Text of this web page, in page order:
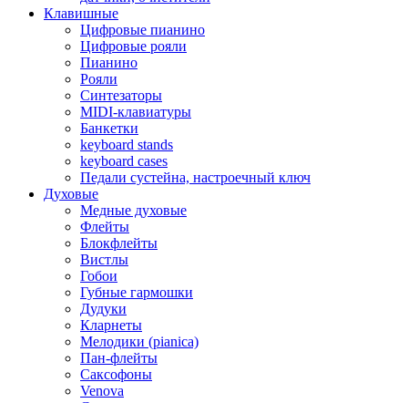
Клавишные
Цифровые пианино
Цифровые рояли
Пианино
Рояли
Синтезаторы
MIDI-клавиатуры
Банкетки
keyboard stands
keyboard cases
Педали сустейна, настроечный ключ
Духовые
Медные духовые
Флейты
Блокфлейты
Вистлы
Гобои
Губные гармошки
Дудуки
Кларнеты
Мелодики (pianica)
Пан-флейты
Саксофоны
Venova